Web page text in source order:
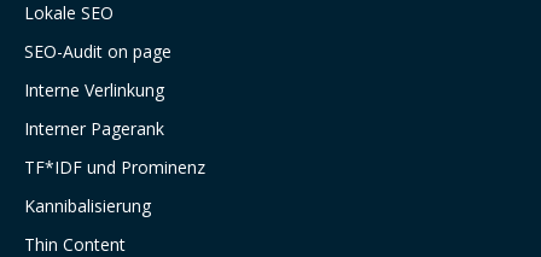
Lokale SEO
SEO-Audit on page
Interne Verlinkung
Interner Pagerank
TF*IDF und Prominenz
Kannibalisierung
Thin Content